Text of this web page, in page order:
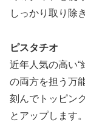
しっかり取り除
ピスタチオ
近年人気の高い“
の両方を担う万
刻んでトッピン
とアップします。